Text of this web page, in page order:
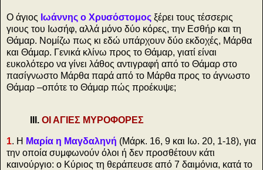
Ο άγιος Ιωάννης ο Χρυσόστομος ξέρει τους τέσσερις
γιους του Ιωσήφ, αλλά μόνο δύο κόρες, την Εσθήρ και τη
Θάμαρ. Νομίζω πως κι εδώ υπάρχουν δύο εκδοχές, Μάρθα
και Θάμαρ. Γενικά κλίνω προς το Θάμαρ, γιατί είναι
ευκολότερο να γίνει λάθος αντιγραφή από το Θάμαρ στο
πασίγνωστο Μάρθα παρά από το Μάρθα προς το άγνωστο
Θάμαρ –οπότε το Θάμαρ πώς προέκυψε;
ΙΙΙ. ΟΙ ΑΓΙΕΣ ΜΥΡΟΦΟΡΕΣ
1. Η Μαρία η Μαγδαληνή (Μάρκ. 16, 9 και Ιω. 20, 1-18), για
την οποία συμφωνούν όλοι ή δεν προσθέτουν κάτι
καινούργιο: ο Κύριος τη θεράπευσε από 7 δαιμόνια, κατά το